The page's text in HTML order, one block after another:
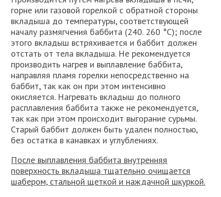
горне или газовой горелкой с обратной стороны
вкладыша до температуры, соответствующей
началу размягчения баббита (240. 260 °С); после
этого вкладыш встряхивается и баббит должен
отстать от тела вкладыша. Не рекомендуется
производить нагрев и выплавление баббита,
направляя пламя горелки непосредственно на
баббит, так как он при этом интенсивно
окисляется. Нагревать вкладыш до полного
расплавления баббита также не рекомендуется,
так как при этом происходит выгорание сурьмы.
Старый баббит должен быть удален полностью,
без остатка в канавках и углублениях.
После выплавления баббита внутренняя
поверхность вкладыша тщательно очищается
шабером, стальной щеткой и наждачной шкуркой.